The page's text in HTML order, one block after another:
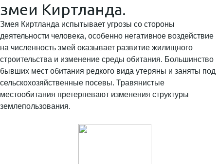
змеи Киртланда.
Змея Киртланда испытывает угрозы со стороны
деятельности человека, особенно негативное воздействие
на численность змей оказывает развитие жилищного
строительства и изменение среды обитания. Большинство
бывших мест обитания редкого вида утеряны и заняты под
сельскохозяйственные посевы. Травянистые
местообитания претерпевают изменения структуры
землепользования.